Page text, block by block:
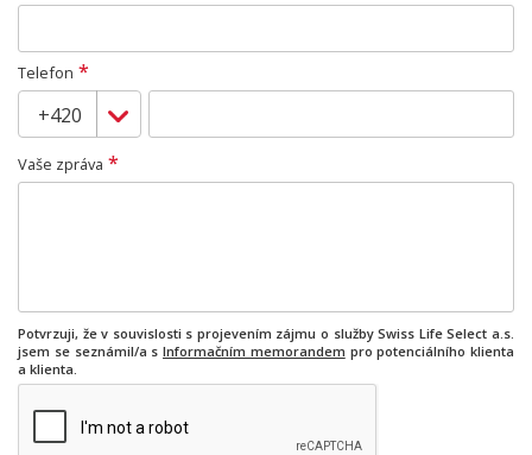
Telefon *
Vaše zpráva *
Potvrzuji, že v souvislosti s projevením zájmu o služby Swiss Life Select a.s.
jsem se seznámil/a s Informačním memorandem pro potenciálního klienta
a klienta.